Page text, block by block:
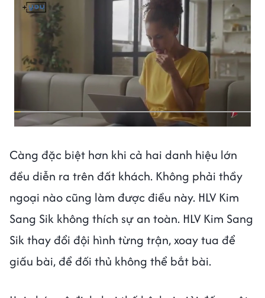
Càng đặc biệt hơn khi cả hai danh hiệu lớn
đều diễn ra trên đất khách. Không phải thầy
ngoại nào cũng làm được điều này. HLV Kim
Sang Sik không thích sự an toàn. HLV Kim Sang
Sik thay đổi đội hình từng trận, xoay tua để
giấu bài, để đối thủ không thể bắt bài.